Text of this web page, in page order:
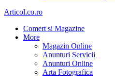
Articol.co.ro
Comert si Magazine
More
Magazin Online
Anunturi Servicii
Anunturi Online
Arta Fotografica